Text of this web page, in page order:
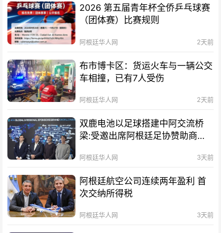
2026 第五届青年杯全侨乒乓球赛
（团体赛）比赛规则
阿根廷华人网 2天前
布市博卡区：货运火车与一辆公交
车相撞，已有7人受伤
阿根廷华人网 2天前
双鹿电池以足球搭建中阿交流桥
梁:受邀出席阿根廷足协赞助商招
阿根廷华人网 3天前
阿根廷航空公司连续两年盈利 首
次交纳所得税
阿根廷华人网 3天前